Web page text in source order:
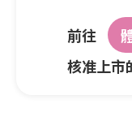
前往
核准上市